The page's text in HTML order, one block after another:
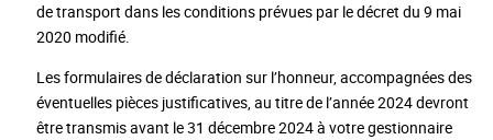
de transport dans les conditions prévues par le décret du 9 mai
2020 modifié.
Les formulaires de déclaration sur l’honneur, accompagnées des
éventuelles pièces justificatives, au titre de l’année 2024 devront
être transmis avant le 31 décembre 2024 à votre gestionnaire